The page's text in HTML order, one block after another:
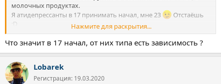
молочных продуктах.
Я атидепрессанты в 17 принимать начал, мне 23
Отстаёшь
;D
(шучу, конечно)
Нажмите для раскрытия...
Что значит в 17 начал, от них типа есть зависимость ?
Lobarek
Регистрация: 19.03.2020